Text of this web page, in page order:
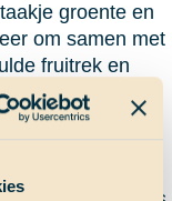
groente en
om samen met
fruitrek en
we heel veel
dus dat
het keren zie
tot groene